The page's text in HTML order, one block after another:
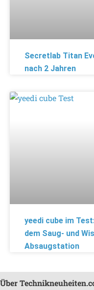
Secretlab Titan
nach 2 Jahren
yeedi cube im
dem Saug- und
Absaugstation
Über